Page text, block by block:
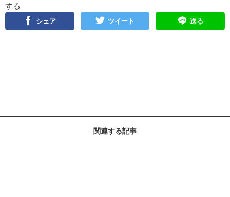
する
シェア ツイート 送る
関連する記事